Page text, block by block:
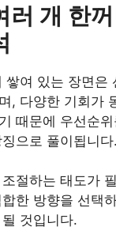
러 개 한
쌓여 있는 장면은
, 다양한 기회가
때문에 우선순
으로 풀이됩니다.
절하는 태도가
한 방향을 선택
것입니다.